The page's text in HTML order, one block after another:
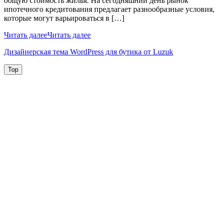
ипотечного кредитования предлагает разнообразные условия,
которые могут варьироваться в […]
Читать далееЧитать далее
Дизайнерская тема WordPress для бутика от Luzuk
Top